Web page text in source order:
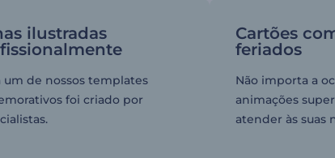
ilustradas
um de nossos templates
foi criado por
Cartões
feriados
Não importa a
animações
atender às suas